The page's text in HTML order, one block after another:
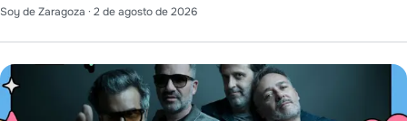
Soy de Zaragoza · 2 de agosto de 2026